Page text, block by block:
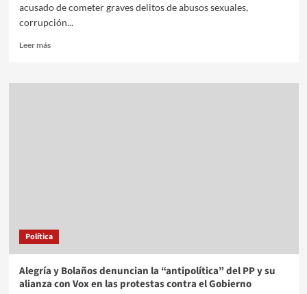
acusado de cometer graves delitos de abusos sexuales,
corrupción...
Leer más
Política
Alegría y Bolaños denuncian la “antipolítica” del PP y su
alianza con Vox en las protestas contra el Gobierno